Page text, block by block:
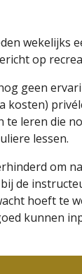
wekelijks
op
geen
kosten)
te leren die
lessen.
om
de
hoeft te
kunnen